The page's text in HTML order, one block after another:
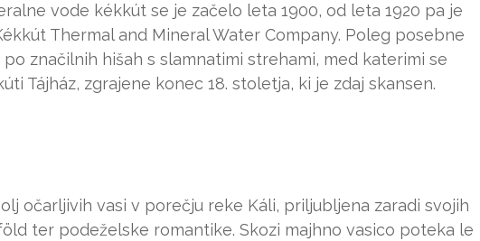
vode kékkút se je začelo leta 1900, od leta 1920 pa je
Thermal and Mineral Water Company. Poleg posebne
značilnih hišah s slamnatimi strehami, med katerimi se
Tájház, zgrajene konec 18. stoletja, ki je zdaj skansen.
očarljivih vasi v porečju reke Káli, priljubljena zaradi svojih
ter podeželske romantike. Skozi majhno vasico poteka le